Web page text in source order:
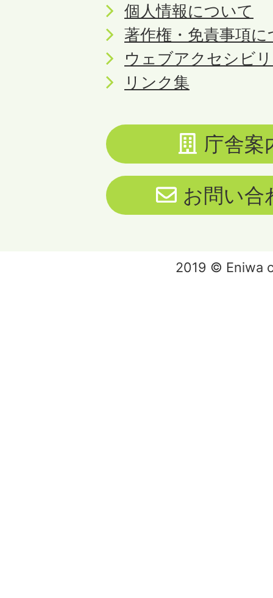
個人情報について
著作権・免責事項
ウェブアクセシビ
リンク集
庁舎案
お問い合
2019 © Eniwa